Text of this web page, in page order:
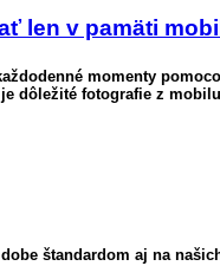
len v pamäti
momenty
dôležité fotografie z
štandardom aj na